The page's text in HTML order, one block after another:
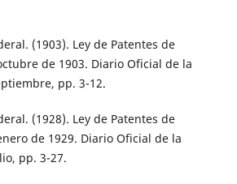
(1903). Ley de Patentes de
de 1903. Diario Oficial de la
pp. 3-12.
(1928). Ley de Patentes de
de 1929. Diario Oficial de la
pp. 3-27.